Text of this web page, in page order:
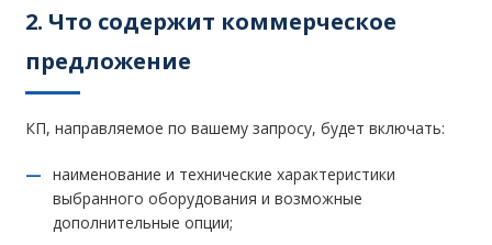
2. Что содержит коммерческое
предложение
КП, направляемое по вашему запросу, будет включать:
наименование и технические характеристики
выбранного оборудования и возможные
дополнительные опции;